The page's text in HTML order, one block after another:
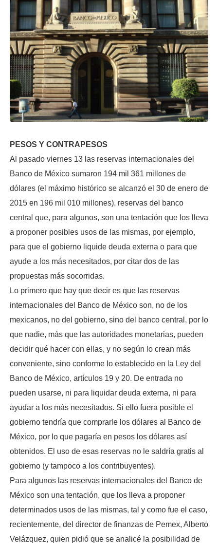
PESOS Y CONTRAPESOS
Al pasado viernes 13 las reservas internacionales del
Banco de México sumaron 194 mil 361 millones de
dólares (el máximo histórico se alcanzó el 30 de enero de
2015 en 196 mil 010 millones), reservas del banco
central que, para algunos, son una tentación que los lleva
a proponer posibles usos de las mismas, por ejemplo,
para que el gobierno liquide deuda externa o para que
ayude a los más necesitados, por citar dos de las
propuestas más socorridas.
Lo primero que hay que decir es que las reservas
internacionales del Banco de México son, no de los
mexicanos, no del gobierno, sino del banco central, por lo
que nadie, más que las autoridades monetarias, pueden
decidir qué hacer con ellas, y no según lo crean más
conveniente, sino conforme lo establecido en la Ley del
Banco de México, artículos 19 y 20. De entrada no
pueden usarse, ni para liquidar deuda externa, ni para
ayudar a los más necesitados. Si ello fuera posible el
gobierno tendría que comprarle los dólares al Banco de
México, por lo que pagaría en pesos los dólares así
obtenidos. El uso de esas reservas no le saldría gratis al
gobierno (y tampoco a los contribuyentes).
Para algunos las reservas internacionales del Banco de
México son una tentación, que los lleva a proponer
determinados usos de las mismas, tal y como fue el caso,
recientemente, del director de finanzas de Pemex, Alberto
Velázquez, quien pidió que se analicé la posibilidad de